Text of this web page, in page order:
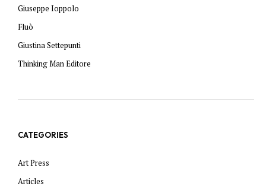
Giuseppe Ioppolo
Fluò
Giustina Settepunti
Thinking Man Editore
CATEGORIES
Art Press
Articles